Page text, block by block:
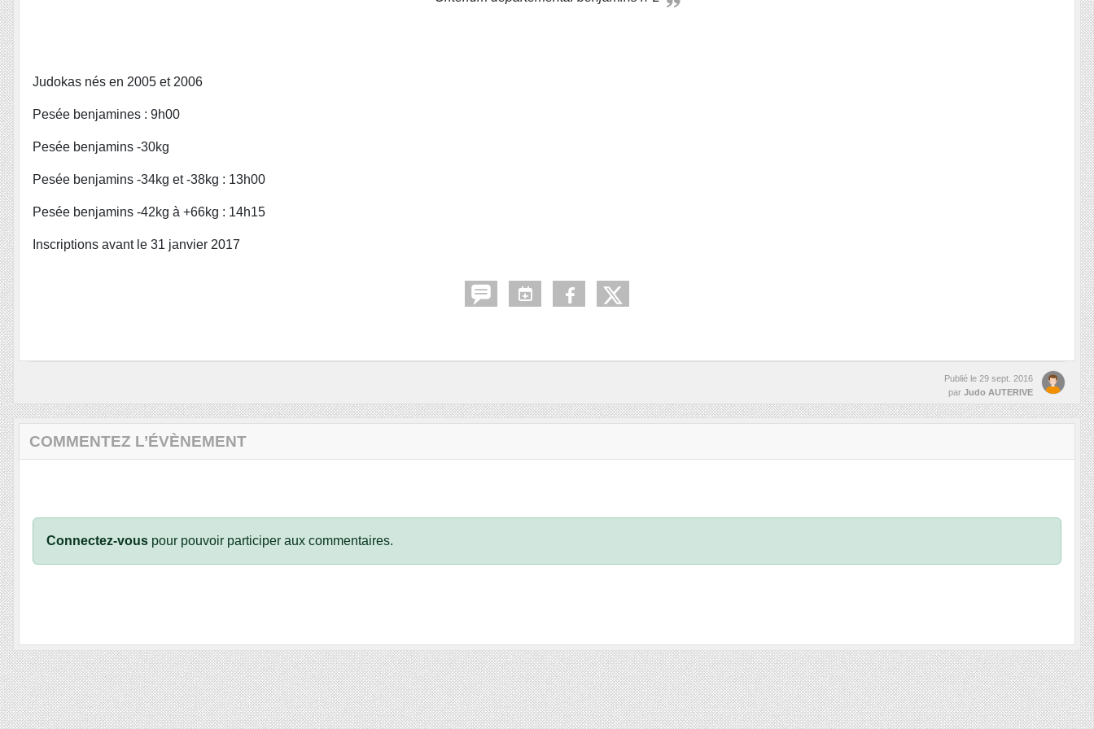
Judokas nés en 2005 et 2006
Pesée benjamines : 9h00
Pesée benjamins -30kg
Pesée benjamins -34kg et -38kg : 13h00
Pesée benjamins -42kg à +66kg : 14h15
Inscriptions avant le 31 janvier 2017
Publié le 29 sept. 2016
par Judo AUTERIVE
COMMENTEZ L’ÉVÈNEMENT
Connectez-vous pour pouvoir participer aux commentaires.